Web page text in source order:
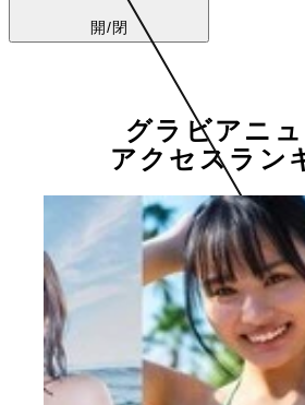
開/閉
グラビアニ
アクセスラン